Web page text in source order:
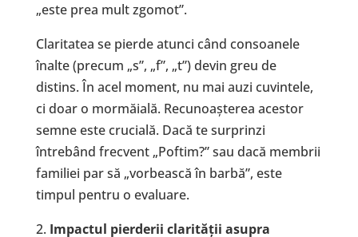
„este prea mult zgomot”.
Claritatea se pierde atunci când consoanele
înalte (precum „s”, „f”, „t”) devin greu de
distins. În acel moment, nu mai auzi cuvintele,
ci doar o mormăială. Recunoașterea acestor
semne este crucială. Dacă te surprinzi
întrebând frecvent „Poftim?” sau dacă membrii
familiei par să „vorbească în barbă”, este
timpul pentru o evaluare.
Impactul pierderii clarității asupra